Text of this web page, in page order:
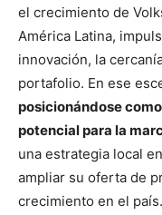
el crecimiento de
América Latina,
innovación, la
portafolio. En ese
posicionándose
potencial para la
una estrategia local
ampliar su oferta de
crecimiento en el país.